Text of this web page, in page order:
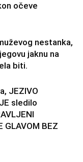
očeve
nestanka,
jaknu na
biti.
JEZIVO
sledilo
GLAVOM BEZ